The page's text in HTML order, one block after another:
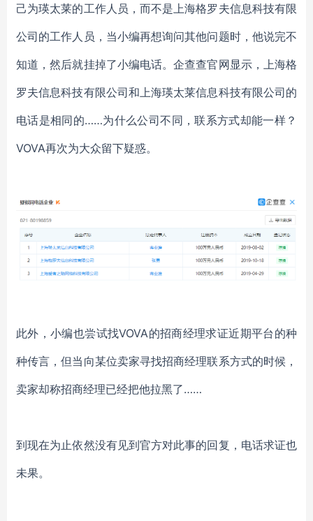
己为瑛太莱的工作人员，而不是上海格罗夫信息科技有限
公司的工作人员，当小编再想询问其他问题时，他说完不
知道，然后就挂掉了小编电话。企查查官网显示，上海格
罗夫信息科技有限公司和上海瑛太莱信息科技有限公司的
电话是相同的……为什么公司不同，联系方式却能一样？
VOVA再次为大众留下疑惑。
此外，小编也尝试找VOVA的招商经理求证近期平台的种
种传言，但当向某位卖家寻找招商经理联系方式的时候，
卖家却称招商经理已经把他拉黑了……
到现在为止依然没有见到官方对此事的回复，电话求证也
未果。